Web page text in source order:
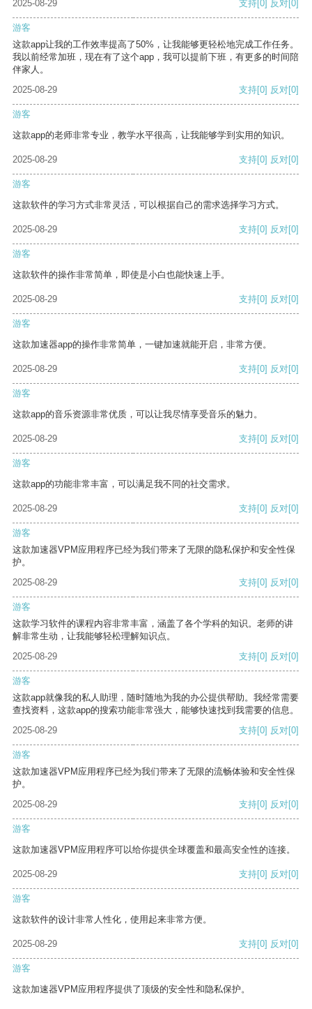
2025-08-29 支持[0] 反对[0]
游客
这款app让我的工作效率提高了50%，让我能够更轻松地完成工作任务。
我以前经常加班，现在有了这个app，我可以提前下班，有更多的时间陪
伴家人。
2025-08-29
支持[0] 反对[0]
游客
这款app的老师非常专业，教学水平很高，让我能够学到实用的知识。
2025-08-29 支持[0] 反对[0]
游客
这款软件的学习方式非常灵活，可以根据自己的需求选择学习方式。
2025-08-29 支持[0] 反对[0]
游客
这款软件的操作非常简单，即使是小白也能快速上手。
2025-08-29 支持[0] 反对[0]
游客
这款加速器app的操作非常简单，一键加速就能开启，非常方便。
2025-08-29 支持[0] 反对[0]
游客
这款app的音乐资源非常优质，可以让我尽情享受音乐的魅力。
2025-08-29 支持[0] 反对[0]
游客
这款app的功能非常丰富，可以满足我不同的社交需求。
2025-08-29 支持[0] 反对[0]
游客
这款加速器VPM应用程序已经为我们带来了无限的隐私保护和安全性保
护。
2025-08-29
支持[0] 反对[0]
游客
这款学习软件的课程内容非常丰富，涵盖了各个学科的知识。老师的讲
解非常生动，让我能够轻松理解知识点。
2025-08-29
支持[0] 反对[0]
游客
这款app就像我的私人助理，随时随地为我的办公提供帮助。我经常需要
查找资料，这款app的搜索功能非常强大，能够快速找到我需要的信息。
2025-08-29
支持[0] 反对[0]
游客
这款加速器VPM应用程序已经为我们带来了无限的流畅体验和安全性保
护。
2025-08-29
支持[0] 反对[0]
游客
这款加速器VPM应用程序可以给你提供全球覆盖和最高安全性的连接。
2025-08-29 支持[0] 反对[0]
游客
这款软件的设计非常人性化，使用起来非常方便。
2025-08-29 支持[0] 反对[0]
游客
这款加速器VPM应用程序提供了顶级的安全性和隐私保护。